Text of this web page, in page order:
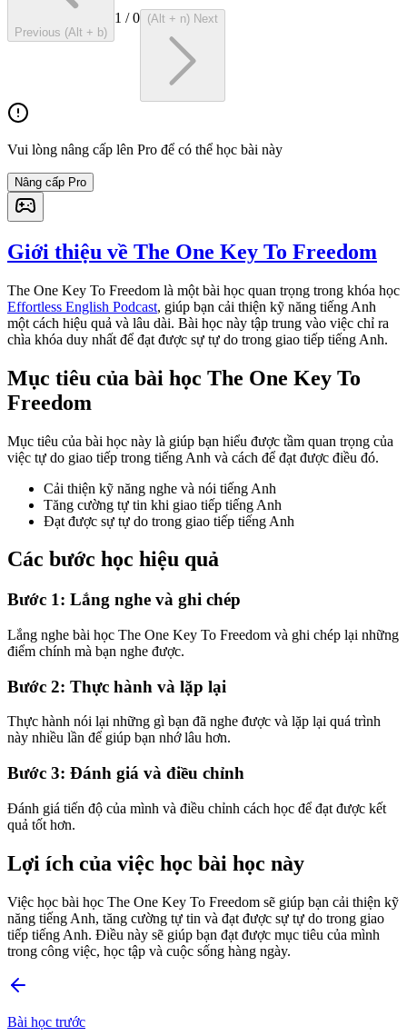
Previous (Alt + b)
1 /0 (Alt + n) Next
Vui lòng nâng cấp lên Pro để có thể học bài này
Nâng cấp Pro
Giới thiệu về The One Key To Freedom
The One Key To Freedom là một bài học quan trọng trong khóa học
Effortless English Podcast, giúp bạn cải thiện kỹ năng tiếng Anh
một cách hiệu quả và lâu dài. Bài học này tập trung vào việc chỉ ra
chìa khóa duy nhất để đạt được sự tự do trong giao tiếp tiếng Anh.
Mục tiêu của bài học The One Key To
Freedom
Mục tiêu của bài học này là giúp bạn hiểu được tầm quan trọng của
việc tự do giao tiếp trong tiếng Anh và cách để đạt được điều đó.
Cải thiện kỹ năng nghe và nói tiếng Anh
Tăng cường tự tin khi giao tiếp tiếng Anh
Đạt được sự tự do trong giao tiếp tiếng Anh
Các bước học hiệu quả
Bước 1: Lắng nghe và ghi chép
Lắng nghe bài học The One Key To Freedom và ghi chép lại những
điểm chính mà bạn nghe được.
Bước 2: Thực hành và lặp lại
Thực hành nói lại những gì bạn đã nghe được và lặp lại quá trình
này nhiều lần để giúp bạn nhớ lâu hơn.
Bước 3: Đánh giá và điều chỉnh
Đánh giá tiến độ của mình và điều chỉnh cách học để đạt được kết
quả tốt hơn.
Lợi ích của việc học bài học này
Việc học bài học The One Key To Freedom sẽ giúp bạn cải thiện kỹ
năng tiếng Anh, tăng cường tự tin và đạt được sự tự do trong giao
tiếp tiếng Anh. Điều này sẽ giúp bạn đạt được mục tiêu của mình
trong công việc, học tập và cuộc sống hàng ngày.
Bài học trước